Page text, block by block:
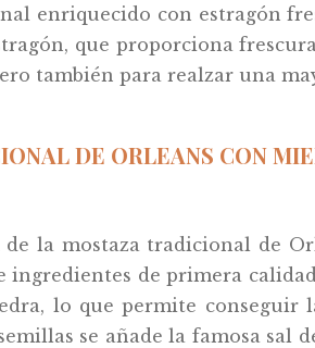
enriquecido con estragón
que proporciona
también para realzar una
DE ORLEANS CON
la mostaza tradicional de
de primera
lo que permite conseguir
se añade la famosa